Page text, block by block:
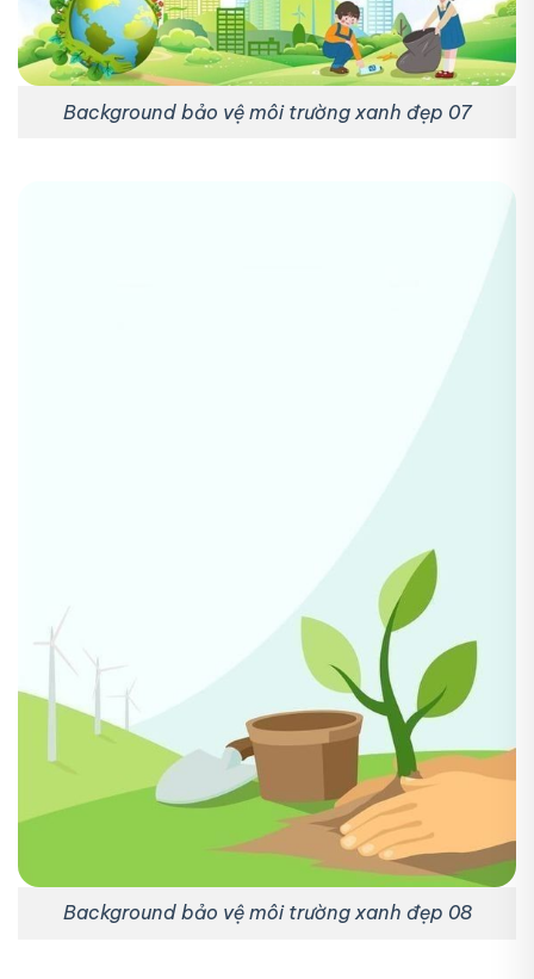
Background bảo vệ môi trường xanh đẹp 07
Background bảo vệ môi trường xanh đẹp 08